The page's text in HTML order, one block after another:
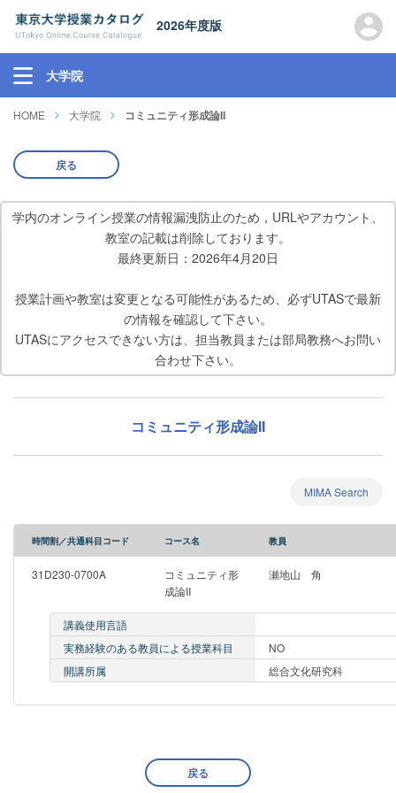
2026年度版
大学院
HOME 大学院 コミュニティ形成論II
戻る
学内のオンライン授業の情報漏洩防止のため，URLやアカウント、
教室の記載は削除しております。
最終更新日：2026年4月20日
授業計画や教室は変更となる可能性があるため、必ずUTASで最新
の情報を確認して下さい。
UTASにアクセスできない方は、担当教員または部局教務へお問い
合わせ下さい。
コミュニティ形成論II
MIMA Search
時間割／共通科目コード コース名 教員
31D230-0700A
コミュニティ形
成論II
瀬地山 角
講義使用言語
実務経験のある教員による授業科目
NO
開講所属
総合文化研究科
戻る